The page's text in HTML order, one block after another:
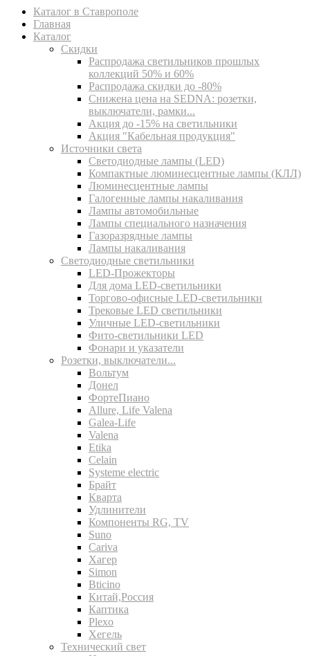
Каталог в Ставрополе
Главная
Каталог
Скидки
Распродажа светильников прошлых
коллекций 50% и 60%
Распродажа скидки до -80%
Cнижена цена на SEDNA: розетки,
выключатели, рамки...
Акция до -15% на светильники
Акция "Кабельная продукция"
Источники света
Светодиодные лампы (LED)
Компактные люминесцентные лампы (КЛЛ)
Люминесцентные лампы
Галогенные лампы накаливания
Лампы автомобильные
Лампы специального назначения
Газоразрядные лампы
Лампы накаливания
Светодиодные светильники
LED-Прожекторы
Для дома LED-светильники
Торгово-офисные LED-светильники
Трековые LED светильники
Уличные LED-светильники
Фито-светильники LED
Фонари и указатели
Розетки, выключатели...
Вольтум
Донел
ФортеПиано
Allure, Life Valena
Galea-Life
Valena
Etika
Celain
Systeme electric
Брайт
Кварта
Удлинители
Компоненты RG, TV
Suno
Cariva
Хагер
Simon
Bticino
Китай,Россия
Каптика
Plexo
Хегель
Технический свет